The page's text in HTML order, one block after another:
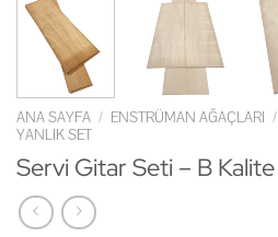
ANA SAYFA / ENSTRÜMAN AĞAÇLARI /
YANLIK SET
Servi Gitar Seti – B Kalite